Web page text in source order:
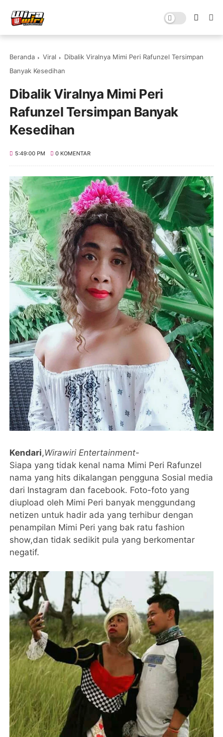
Beranda Viral
Dibalik Viralnya Mimi Peri Rafunzel Tersimpan
Banyak Kesedihan
Dibalik Viralnya Mimi Peri
Rafunzel Tersimpan Banyak
Kesedihan
5:49:00 PM 0 KOMENTAR
Kendari,Wirawiri Entertainment-
Siapa yang tidak kenal nama Mimi Peri Rafunzel
nama yang hits dikalangan pengguna Sosial media
dari Instagram dan facebook. Foto-foto yang
diupload oleh Mimi Peri banyak menggundang
netizen untuk hadir ada yang terhibur dengan
penampilan Mimi Peri yang bak ratu fashion
show,dan tidak sedikit pula yang berkomentar
negatif.